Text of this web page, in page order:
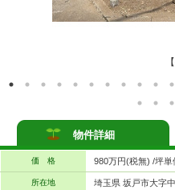
物件詳細
価 格 980万円(税無) /坪単
所在地 埼玉県 坂戸市大字